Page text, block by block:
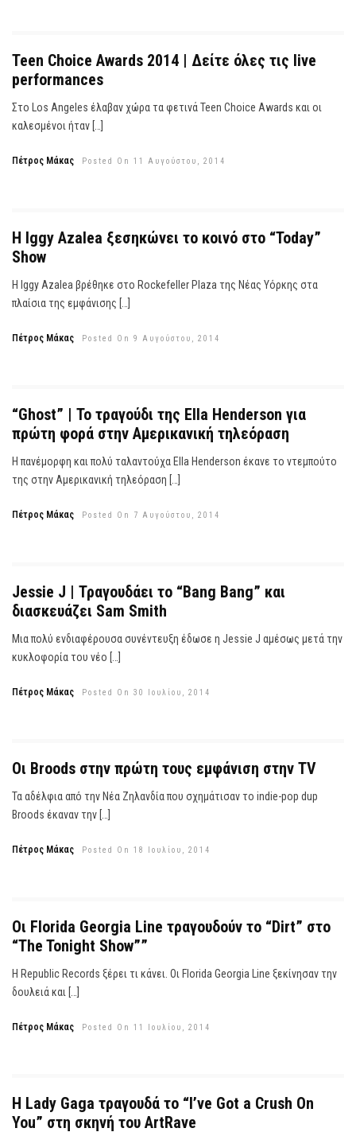
Teen Choice Awards 2014 | Δείτε όλες τις live
performances
Στο Los Angeles έλαβαν χώρα τα φετινά Teen Choice Awards και οι
καλεσμένοι ήταν […]
Πέτρος Μάκας Posted On 11 Αυγούστου, 2014
Η Iggy Azalea ξεσηκώνει το κοινό στο “Today”
Show
Η Iggy Azalea βρέθηκε στο Rockefeller Plaza της Νέας Υόρκης στα
πλαίσια της εμφάνισης […]
Πέτρος Μάκας Posted On 9 Αυγούστου, 2014
“Ghost” | Το τραγούδι της Ella Henderson για
πρώτη φορά στην Αμερικανική τηλεόραση
Η πανέμορφη και πολύ ταλαντούχα Ella Henderson έκανε το ντεμπούτο
της στην Αμερικανική τηλεόραση […]
Πέτρος Μάκας Posted On 7 Αυγούστου, 2014
Jessie J | Τραγουδάει το “Bang Bang” και
διασκευάζει Sam Smith
Μια πολύ ενδιαφέρουσα συνέντευξη έδωσε η Jessie J αμέσως μετά την
κυκλοφορία του νέο […]
Πέτρος Μάκας Posted On 30 Ιουλίου, 2014
Οι Broods στην πρώτη τους εμφάνιση στην TV
Τα αδέλφια από την Νέα Ζηλανδία που σχημάτισαν το indie-pop dup
Broods έκαναν την […]
Πέτρος Μάκας Posted On 18 Ιουλίου, 2014
Οι Florida Georgia Line τραγουδούν το “Dirt” στο
“The Tonight Show””
Η Republic Records ξέρει τι κάνει. Οι Florida Georgia Line ξεκίνησαν την
δουλειά και […]
Πέτρος Μάκας Posted On 11 Ιουλίου, 2014
Η Lady Gaga τραγουδά το “I’ve Got a Crush On
You” στη σκηνή του ArtRave